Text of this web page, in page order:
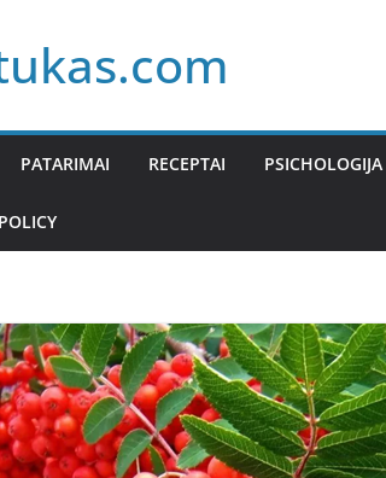
PATARIMAI RECEPTAI PSICHOLOGIJA